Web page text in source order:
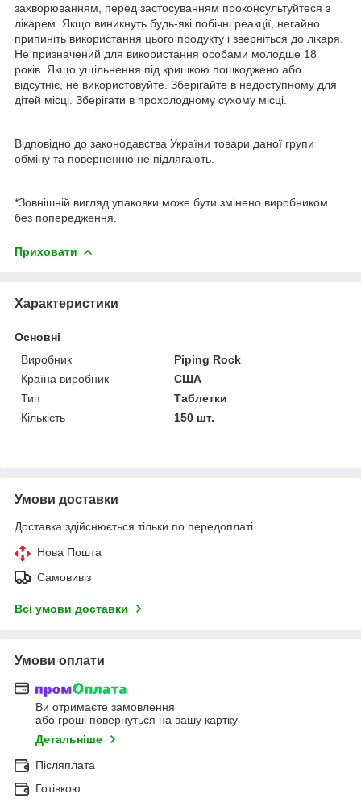
захворюванням, перед застосуванням проконсультуйтеся з
лікарем. Якщо виникнуть будь-які побічні реакції, негайно
припиніть використання цього продукту і зверніться до лікаря.
Не призначений для використання особами молодше 18
років. Якщо ущільнення під кришкою пошкоджено або
відсутніє, не використовуйте. Зберігайте в недоступному для
дітей місці. Зберігати в прохолодному сухому місці.
Відповідно до законодавства України товари даної групи
обміну та поверненню не підлягають.
*Зовнішній вигляд упаковки може бути змінено виробником
без попередження.
Приховати
Характеристики
Основні
Виробник
Piping Rock
Країна виробник
США
Тип
Таблетки
Кількість
150 шт.
Умови доставки
Доставка здійснюється тільки по передоплаті.
Нова Пошта
Самовивіз
Всі умови доставки
Умови оплати
Ви отримаєте замовлення
або гроші повернуться на вашу картку
Детальніше
Післяплата
Готівкою